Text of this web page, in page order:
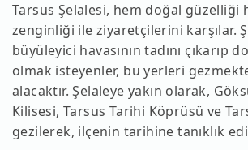
Tarsus Şelalesi, hem doğal güzelliği
zenginliği ile ziyaretçilerini karşılar.
büyüleyici havasının tadını çıkarıp
olmak isteyenler, bu yerleri
alacaktır. Şelaleye yakın olarak,
Kilisesi, Tarsus Tarihi Köprüsü ve
gezilerek, ilçenin tarihine tanıklık